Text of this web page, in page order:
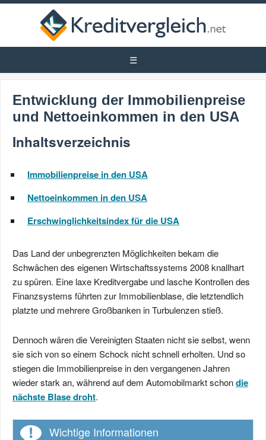
Entwicklung der Immobilienpreise
und Nettoeinkommen in den USA
Inhaltsverzeichnis
Immobilienpreise in den USA
Nettoeinkommen in den USA
Erschwinglichkeitsindex für die USA
Das Land der unbegrenzten Möglichkeiten bekam die
Schwächen des eigenen Wirtschaftssystems 2008 knallhart
zu spüren. Eine laxe Kreditvergabe und lasche Kontrollen des
Finanzsystems führten zur Immobilienblase, die letztendlich
platzte und mehrere Großbanken in Turbulenzen stieß.
Dennoch wären die Vereinigten Staaten nicht sie selbst, wenn
sie sich von so einem Schock nicht schnell erholten. Und so
stiegen die Immobilienpreise in den vergangenen Jahren
wieder stark an, während auf dem Automobilmarkt schondie
nächste Blase droht.
Wichtige Informationen